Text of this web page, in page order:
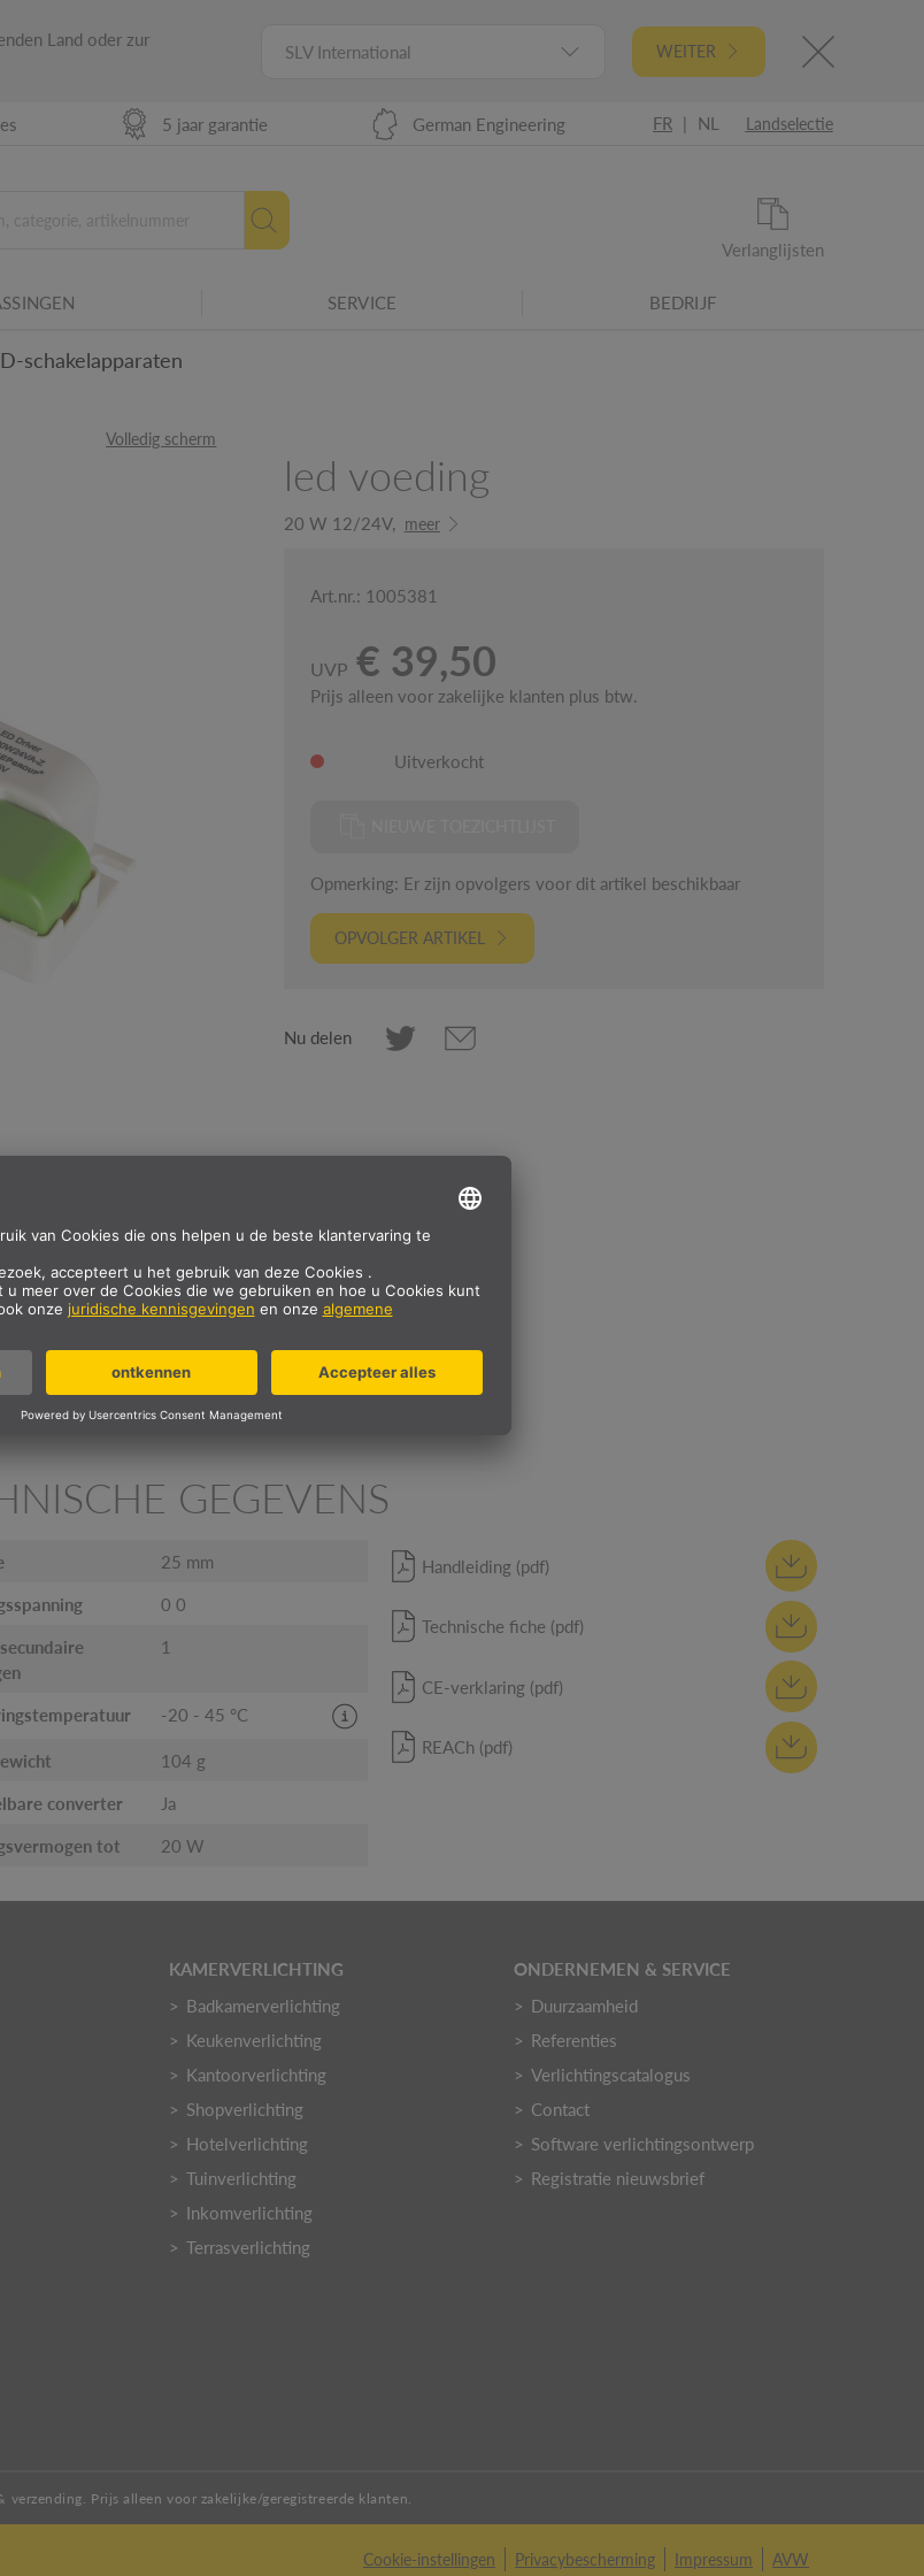
Land oder zur
SLV International WEITER
5 jaar garantie German Engineering FR | NL Landselectie
Verlanglijsten
SERVICE BEDRIJF
schakelapparaten
Volledig scherm
led voeding
20 W 12/24V, meer
Art.nr.: 1005381
UVP € 39,50
Prijs alleen voor zakelijke klanten plus btw.
Uitverkocht
Opmerking: Er zijn opvolgers voor dit artikel beschikbaar
OPVOLGER ARTIKEL
Nu delen
BESCHRIJVING
12/24 V.
GEGEVENS
25 mm
0 0
1
-20 - 45 °C
104 g
converter Ja
tot 20 W
Handleiding (pdf)
Technische fiche (pdf)
CE-verklaring (pdf)
REACh (pdf)
KAMERVERLICHTING
Badkamerverlichting
Keukenverlichting
Kantoorverlichting
Shopverlichting
Hotelverlichting
Tuinverlichting
Inkomverlichting
Terrasverlichting
ONDERNEMEN & SERVICE
Duurzaamheid
Referenties
Verlichtingscatalogus
Contact
Software verlichtingsontwerp
Registratie nieuwsbrief
verzending. Prijs alleen voor zakelijke/geregistreerde klanten.
Cookie-instellingen Privacybescherming Impressum AVW